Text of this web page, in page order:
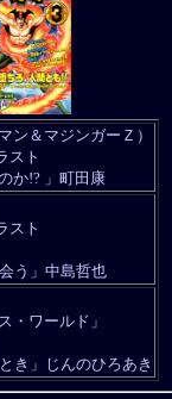
ン＆マジンガーＺ）
スト
か!? 」町田康
スト
う」中島哲也
・ワールド」
き」じんのひろあき